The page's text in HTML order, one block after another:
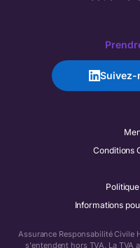
Suivez-
Conditions
Informations
Assurance Responsabilité Civile
s'entendent hors TVA. La TVA